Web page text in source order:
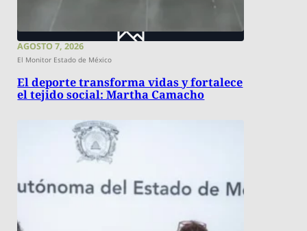
AGOSTO 7, 2026
El Monitor Estado de México
El deporte transforma vidas y fortalece
el tejido social: Martha Camacho